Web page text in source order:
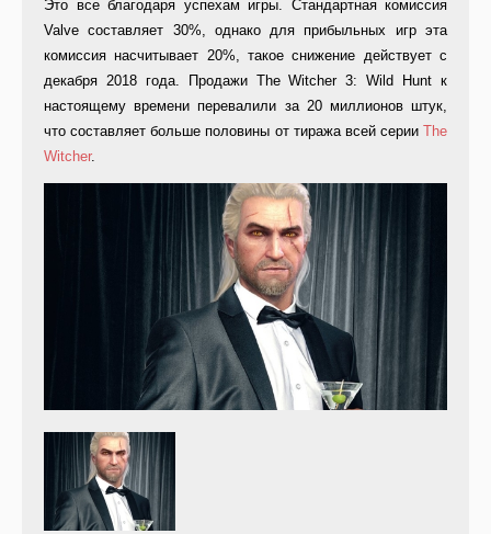
Это все благодаря успехам игры. Стандартная комиссия
Valve составляет 30%, однако для прибыльных игр эта
комиссия насчитывает 20%, такое снижение действует с
декабря 2018 года. Продажи The Witcher 3: Wild Hunt к
настоящему времени перевалили за 20 миллионов штук,
что составляет больше половины от тиража всей серии The
Witcher.